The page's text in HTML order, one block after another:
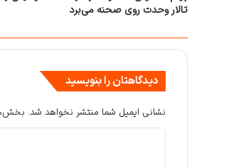
تالار وحدت روی صحنه می‌برد
دیدگاهتان را بنویسید
نشانی ایمیل شما منتشر نخواهد شد.